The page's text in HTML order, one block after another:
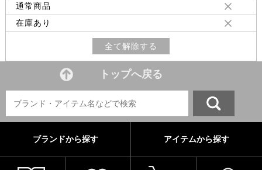
通常商品
在庫あり
全て解除する
トップへ戻る
ブランドから探す アイテムから探す